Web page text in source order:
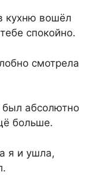
кухню вошёл
спокойно.
смотрела
абсолютно
больше.
я и ушла,